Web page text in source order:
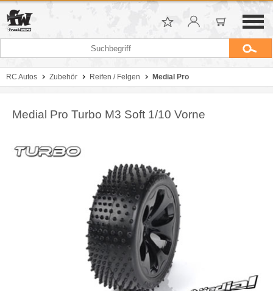
RC Autos Zubehör Reifen / Felgen Medial Pro
Medial Pro Turbo M3 Soft 1/10 Vorne